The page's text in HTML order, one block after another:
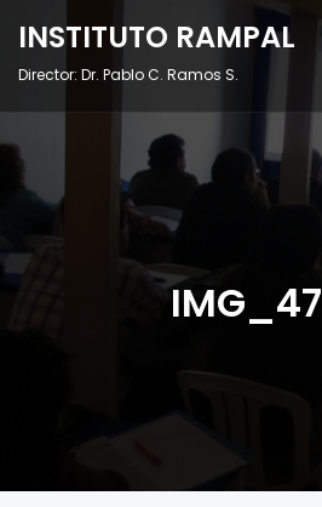
INSTITUTO RAMPAL
Director: Dr. Pablo C. Ramos S.